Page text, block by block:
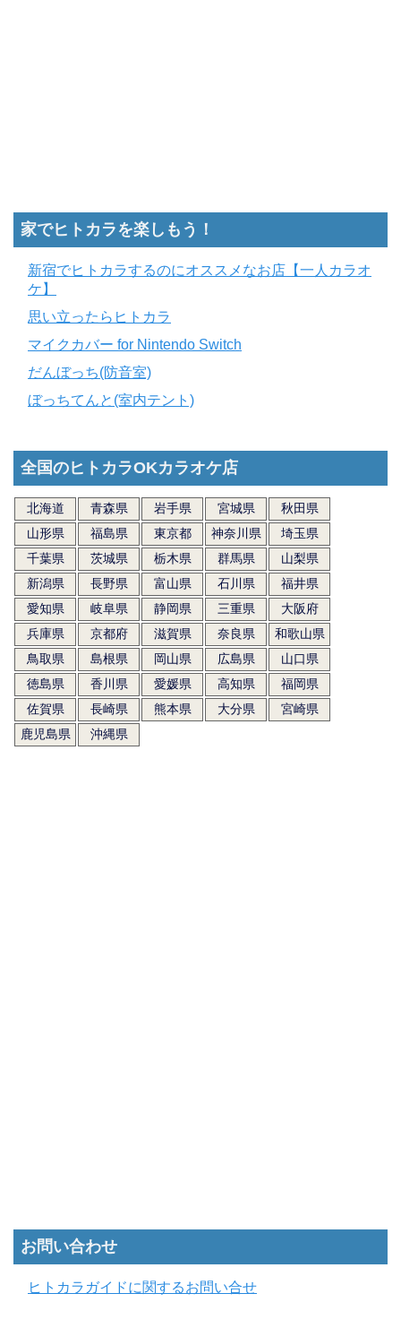
家でヒトカラを楽しもう！
新宿でヒトカラするのにオススメなお店【一人カラオ
ケ】
思い立ったらヒトカラ
マイクカバー for Nintendo Switch
だんぼっち(防音室)
ぼっちてんと(室内テント)
全国のヒトカラOKカラオケ店
北海道 青森県 岩手県 宮城県
秋田県
山形県
福島県 東京都 神奈川県
埼玉県
千葉県
茨城県 栃木県 群馬県
山梨県
新潟県
長野県 富山県 石川県
福井県
愛知県
岐阜県 静岡県 三重県
大阪府
兵庫県
京都府 滋賀県 奈良県
和歌山県
鳥取県
島根県 岡山県 広島県
山口県
徳島県
香川県 愛媛県 高知県
福岡県
佐賀県
長崎県 熊本県 大分県
宮崎県
鹿児島県
沖縄県
お問い合わせ
ヒトカラガイドに関するお問い合せ